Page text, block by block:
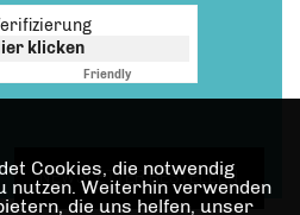
klicken
Friendly
NEWSLETTER BESTELLEN
Cookies, die notwendig
nutzen. Weiterhin verwenden
die uns helfen, unser